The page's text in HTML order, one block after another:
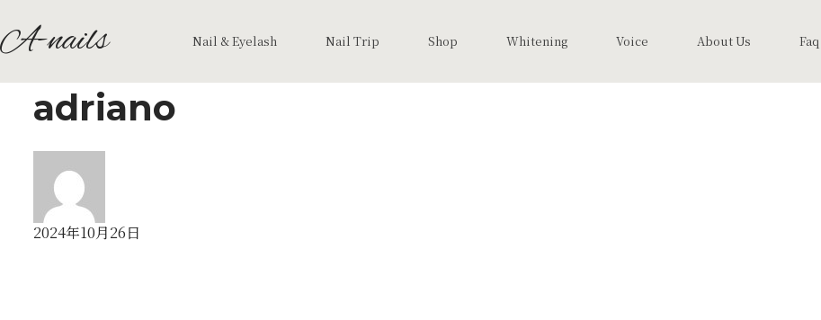
A-nails Nail & Eyelash Nail Trip Shop Whitening Voice About Us Faq
adriano
2024年10月26日